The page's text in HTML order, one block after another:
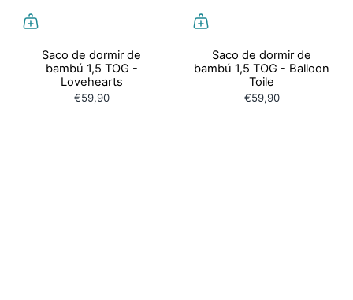
Saco de dormir de
bambú 1,5 TOG -
Lovehearts
€59,90
Saco de dormir de
bambú 1,5 TOG - Balloon
Toile
€59,90